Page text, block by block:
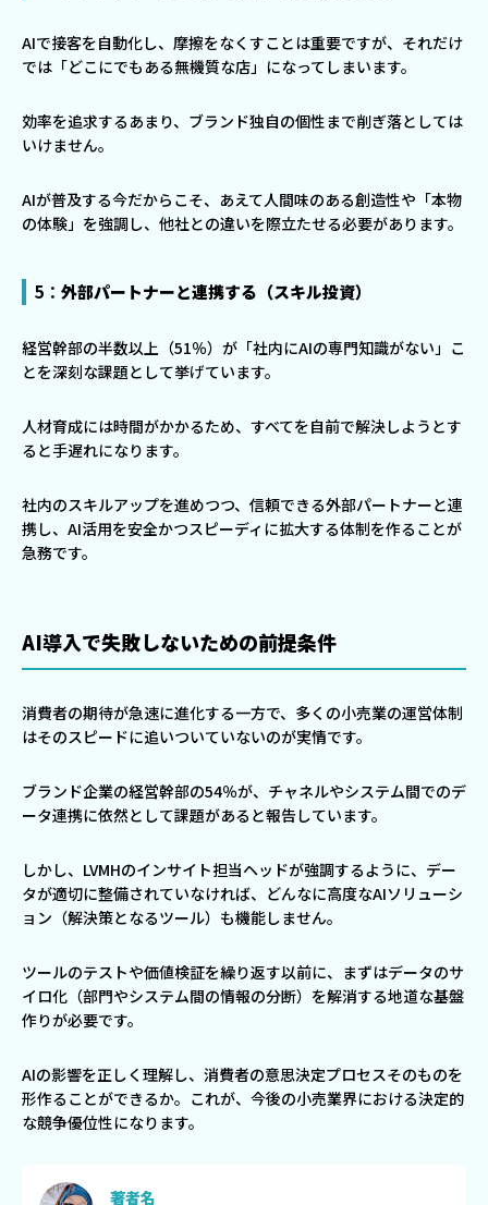
AIで接客を自動化し、摩擦をなくすことは重要ですが、それだけ
では「どこにでもある無機質な店」になってしまいます。
効率を追求するあまり、ブランド独自の個性まで削ぎ落としては
いけません。
AIが普及する今だからこそ、あえて人間味のある創造性や「本物
の体験」を強調し、他社との違いを際立たせる必要があります。
5： 外部パートナーと連携する（スキル投資）
経営幹部の半数以上（51％）が「社内にAIの専門知識がない」こ
とを深刻な課題として挙げています。
人材育成には時間がかかるため、すべてを自前で解決しようとす
ると手遅れになります。
社内のスキルアップを進めつつ、信頼できる外部パートナーと連
携し、AI活用を安全かつスピーディに拡大する体制を作ることが
急務です。
AI導入で失敗しないための前提条件
消費者の期待が急速に進化する一方で、多くの小売業の運営体制
はそのスピードに追いついていないのが実情です。
ブランド企業の経営幹部の54％が、チャネルやシステム間でのデ
ータ連携に依然として課題があると報告しています。
しかし、LVMHのインサイト担当ヘッドが強調するように、デー
タが適切に整備されていなければ、どんなに高度なAIソリューシ
ョン（解決策となるツール）も機能しません。
ツールのテストや価値検証を繰り返す以前に、まずはデータのサ
イロ化（部門やシステム間の情報の分断）を解消する地道な基盤
作りが必要です。
AIの影響を正しく理解し、消費者の意思決定プロセスそのものを
形作ることができるか。これが、今後の小売業界における決定的
な競争優位性になります。
著者名